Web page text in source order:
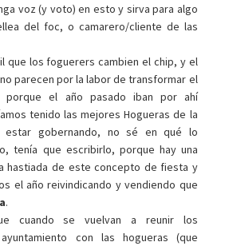
voz (y voto) en esto y sirva para algo
del foc, o camarero/cliente de las
que los foguerers cambien el chip, y el
parecen por la labor de transformar el
porque el año pasado iban por ahí
tenido las mejores Hogueras de la
gobernando, no sé en qué lo
tenía que escribirlo, porque hay una
hastiada de este concepto de fiesta y
el año reivindicando y vendiendo que
.
cuando se vuelvan a reunir los
con las hogueras (que